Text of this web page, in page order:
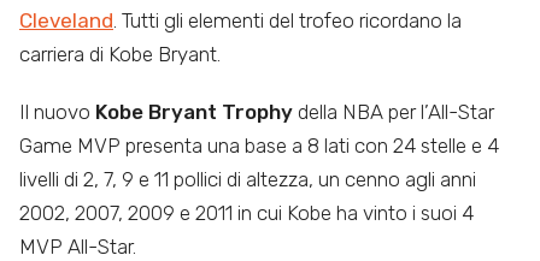
Cleveland . Tutti gli elementi del trofeo ricordano la
carriera di Kobe Bryant.
Il nuovo Kobe Bryant Trophy della NBA per l’All-Star
Game MVP presenta una base a 8 lati con 24 stelle e 4
livelli di 2, 7, 9 e 11 pollici di altezza, un cenno agli anni
2002, 2007, 2009 e 2011 in cui Kobe ha vinto i suoi 4
MVP All-Star.